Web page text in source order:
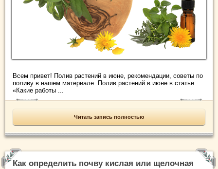
Всем привет! Полив растений в июне, рекомендации, советы по
поливу в нашем материале. Полив растений в июне в статье
«Какие работы ...
Читать запись полностью
Как определить почву кислая или щелочная